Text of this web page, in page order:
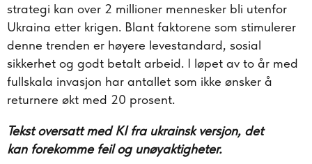
strategi kan over 2 millioner mennesker bli utenfor
Ukraina etter krigen. Blant faktorene som stimulerer
denne trenden er høyere levestandard, sosial
sikkerhet og godt betalt arbeid. I løpet av to år med
fullskala invasjon har antallet som ikke ønsker å
returnere økt med 20 prosent.
Tekst oversatt med KI fra ukrainsk versjon, det
kan forekomme feil og unøyaktigheter.